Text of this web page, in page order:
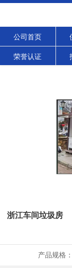
公司首页
荣誉认证
浙江车间垃圾房
产品规格：